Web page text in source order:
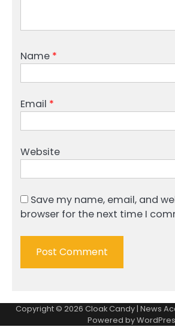
Name *
Email *
Website
Save my name, email, and
browser for the next time I
Copyright © 2026 Cloak Candy | News
Powered by